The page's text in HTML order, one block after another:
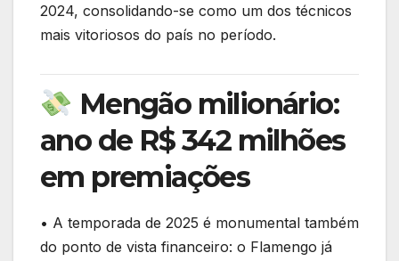
2024, consolidando-se como um dos técnicos
mais vitoriosos do país no período.
Mengão milionário:
ano de R$ 342 milhões
em premiações
• A temporada de 2025 é monumental também
do ponto de vista financeiro: o Flamengo já